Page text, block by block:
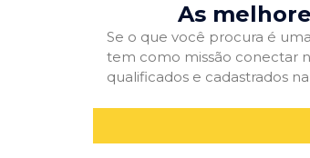
As
Se o que você procura é uma
tem como missão conectar
qualificados e cadastrados